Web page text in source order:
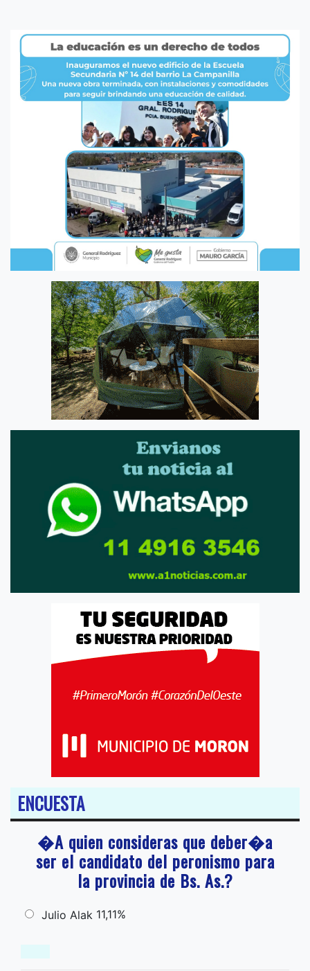
ENCUESTA
�A quien consideras que deber�a
ser el candidato del peronismo para
la provincia de Bs. As.?
Julio Alak 11,11%